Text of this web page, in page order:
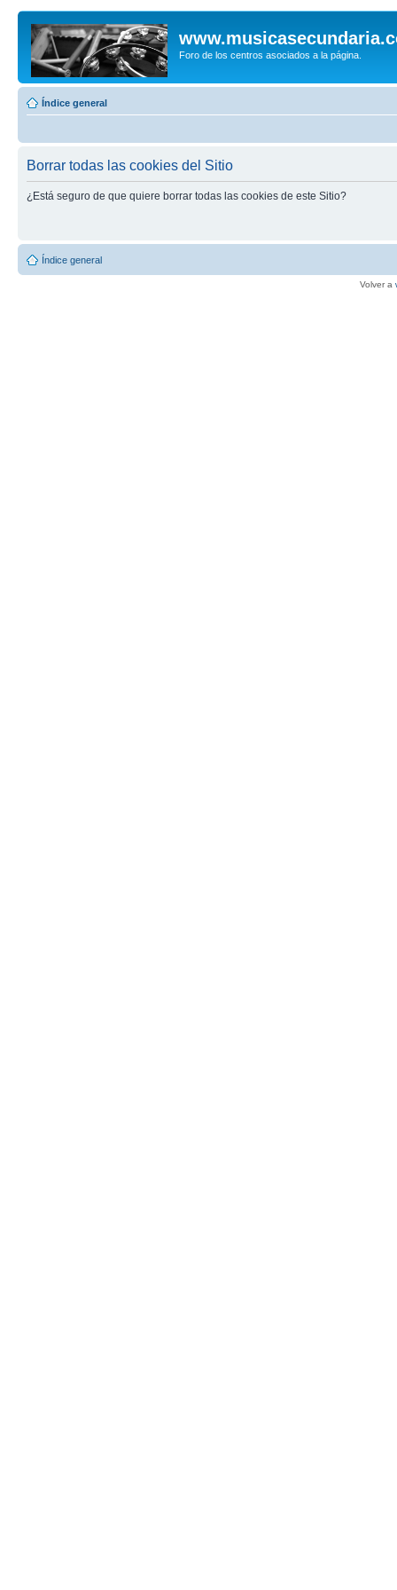
Foro de los centros asociados a la página.
Índice general
Borrar todas las cookies del Sitio
¿Está seguro de que quiere borrar todas las cookies de este Sitio?
Índice general
Volver a